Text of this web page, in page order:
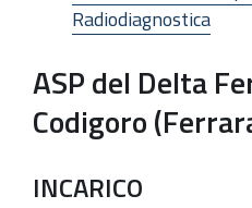
Radiodiagnostica
ASP del Delta
Codigoro
INCARICO